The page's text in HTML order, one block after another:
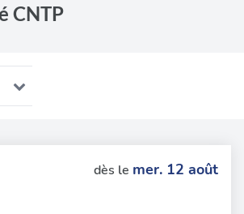
suite à annulation
CNTP
dès le mer. 12 août